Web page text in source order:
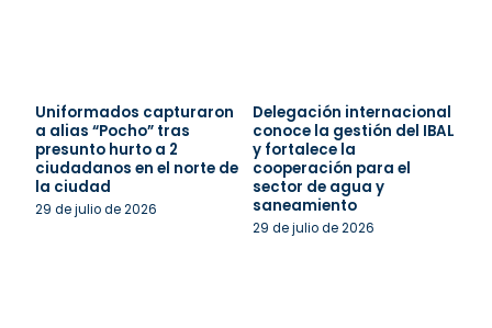
Uniformados capturaron
a alias “Pocho” tras
presunto hurto a 2
ciudadanos en el norte de
la ciudad
29 de julio de 2026
Delegación internacional
conoce la gestión del IBAL
y fortalece la
cooperación para el
sector de agua y
saneamiento
29 de julio de 2026